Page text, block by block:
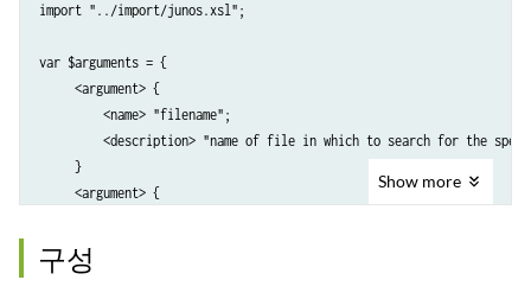
          <op-script-results>
                    <xsl:when test="$filename = ''">
                         <xnm:error>
<message>missing mandatory argument
                         </xnm:error>
                    </xsl:when>
                    <xsl:when test="$pattern = '';">
<message>missing mandatory argument
                         </xnm:error>
import "../import/junos.xsl";
var $arguments = {
     <argument> {
         <name> "filename";
<description> "name of file in which to search for the
     }
     <argument> {
         <description> "regular expression";
     }
Show more
구성